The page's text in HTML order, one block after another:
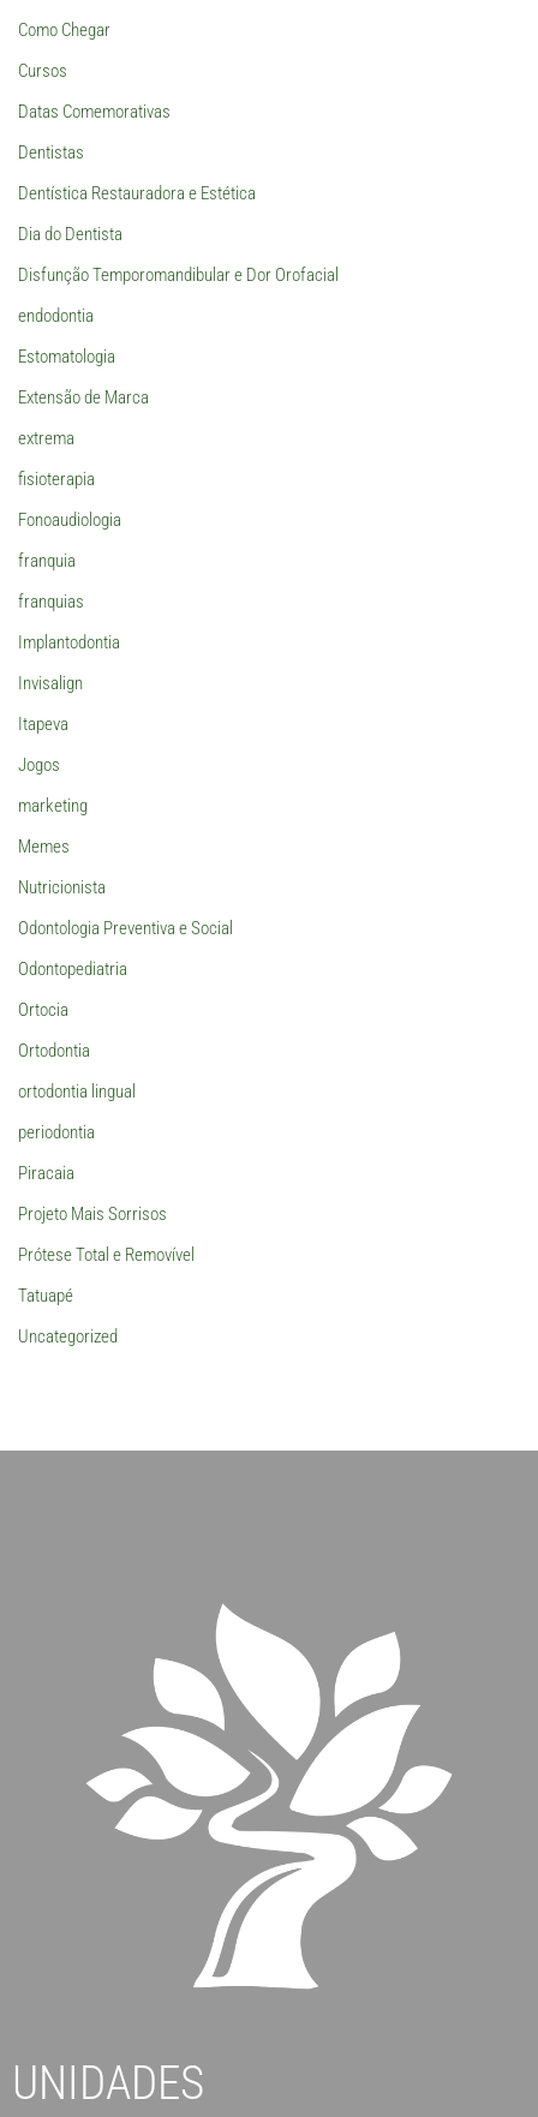
Como Chegar
Cursos
Datas Comemorativas
Dentistas
Dentística Restauradora e Estética
Dia do Dentista
Disfunção Temporomandibular e Dor Orofacial
endodontia
Estomatologia
Extensão de Marca
extrema
fisioterapia
Fonoaudiologia
franquia
franquias
Implantodontia
Invisalign
Itapeva
Jogos
marketing
Memes
Nutricionista
Odontologia Preventiva e Social
Odontopediatria
Ortocia
Ortodontia
ortodontia lingual
periodontia
Piracaia
Projeto Mais Sorrisos
Prótese Total e Removível
Tatuapé
Uncategorized
UNIDADES